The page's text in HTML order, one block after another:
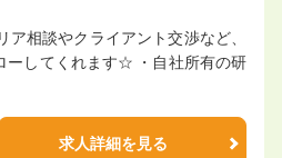
相談やクライアント交渉など、
ーしてくれます☆ ・自社所有の研
求人詳細を見る